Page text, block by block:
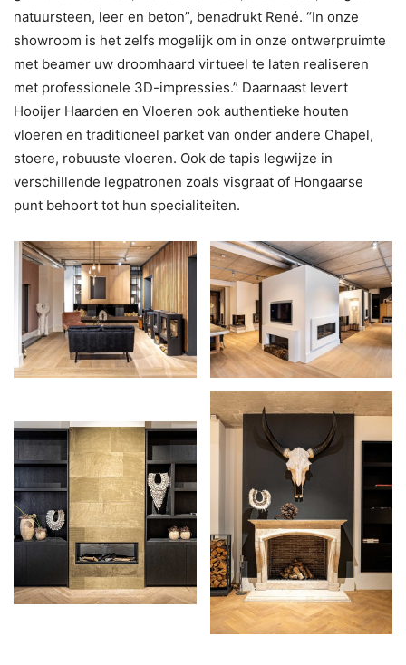
natuursteen, leer en beton”, benadrukt René. “In onze
showroom is het zelfs mogelijk om in onze ontwerpruimte
met beamer uw droomhaard virtueel te laten realiseren
met professionele 3D-impressies.” Daarnaast levert
Hooijer Haarden en Vloeren ook authentieke houten
vloeren en traditioneel parket van onder andere Chapel,
stoere, robuuste vloeren. Ook de tapis legwijze in
verschillende legpatronen zoals visgraat of Hongaarse
punt behoort tot hun specialiteiten.